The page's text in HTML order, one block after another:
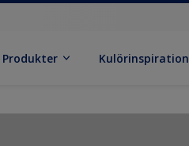
Produkter Kulörinspiration